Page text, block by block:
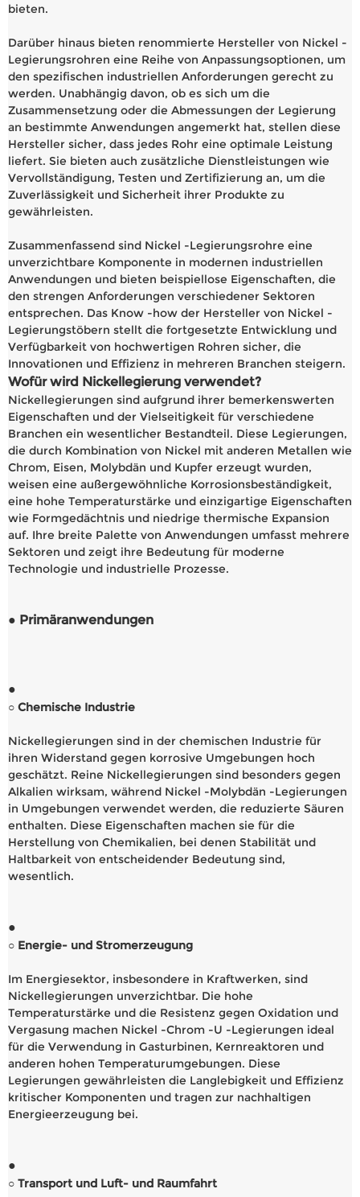
bieten.
Darüber hinaus bieten renommierte Hersteller von Nickel -
Legierungsrohren eine Reihe von Anpassungsoptionen, um
den spezifischen industriellen Anforderungen gerecht zu
werden. Unabhängig davon, ob es sich um die
Zusammensetzung oder die Abmessungen der Legierung
an bestimmte Anwendungen angemerkt hat, stellen diese
Hersteller sicher, dass jedes Rohr eine optimale Leistung
liefert. Sie bieten auch zusätzliche Dienstleistungen wie
Vervollständigung, Testen und Zertifizierung an, um die
Zuverlässigkeit und Sicherheit ihrer Produkte zu
gewährleisten.
Zusammenfassend sind Nickel -Legierungsrohre eine
unverzichtbare Komponente in modernen industriellen
Anwendungen und bieten beispiellose Eigenschaften, die
den strengen Anforderungen verschiedener Sektoren
entsprechen. Das Know -how der Hersteller von Nickel -
Legierungstöbern stellt die fortgesetzte Entwicklung und
Verfügbarkeit von hochwertigen Rohren sicher, die
Innovationen und Effizienz in mehreren Branchen steigern.
Wofür wird Nickellegierung verwendet?
Nickellegierungen sind aufgrund ihrer bemerkenswerten
Eigenschaften und der Vielseitigkeit für verschiedene
Branchen ein wesentlicher Bestandteil. Diese Legierungen,
die durch Kombination von Nickel mit anderen Metallen wie
Chrom, Eisen, Molybdän und Kupfer erzeugt wurden,
weisen eine außergewöhnliche Korrosionsbeständigkeit,
eine hohe Temperaturstärke und einzigartige Eigenschaften
wie Formgedächtnis und niedrige thermische Expansion
auf. Ihre breite Palette von Anwendungen umfasst mehrere
Sektoren und zeigt ihre Bedeutung für moderne
Technologie und industrielle Prozesse.
● Primäranwendungen
●
○ Chemische Industrie
Nickellegierungen sind in der chemischen Industrie für
ihren Widerstand gegen korrosive Umgebungen hoch
geschätzt. Reine Nickellegierungen sind besonders gegen
Alkalien wirksam, während Nickel -Molybdän -Legierungen
in Umgebungen verwendet werden, die reduzierte Säuren
enthalten. Diese Eigenschaften machen sie für die
Herstellung von Chemikalien, bei denen Stabilität und
Haltbarkeit von entscheidender Bedeutung sind,
wesentlich.
●
○ Energie- und Stromerzeugung
Im Energiesektor, insbesondere in Kraftwerken, sind
Nickellegierungen unverzichtbar. Die hohe
Temperaturstärke und die Resistenz gegen Oxidation und
Vergasung machen Nickel -Chrom -U -Legierungen ideal
für die Verwendung in Gasturbinen, Kernreaktoren und
anderen hohen Temperaturumgebungen. Diese
Legierungen gewährleisten die Langlebigkeit und Effizienz
kritischer Komponenten und tragen zur nachhaltigen
Energieerzeugung bei.
●
○ Transport und Luft- und Raumfahrt